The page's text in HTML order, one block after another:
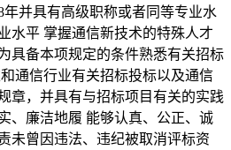
并具有高级职称或者同等专业水
水平 掌握通信新技术的特殊人才
具备本项规定的条件熟悉有关招标
通信行业有关招标投标以及通信
章，并具有与招标项目有关的实践
、廉洁地履 能够认真、公正、诚
未曾因违法、违纪被取消评标资